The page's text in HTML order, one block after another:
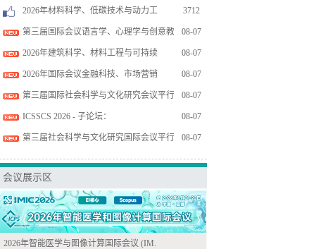
2026年材料科学、低碳技术与动力工 3712
第三届国际会议语言学、心理学与创意教 08-07
2026年建筑科学、材料工程与可持续 08-07
2026年国际会议金融科技、市场营销 08-07
第三届国际社会科学与文化研究会议平行 08-07
ICSSCS 2026 - 子论坛： 08-07
第三届社会科学与文化研究国际会议平行 08-07
会议展示区
2026年智能医学与图像计算国际会议 (IM.